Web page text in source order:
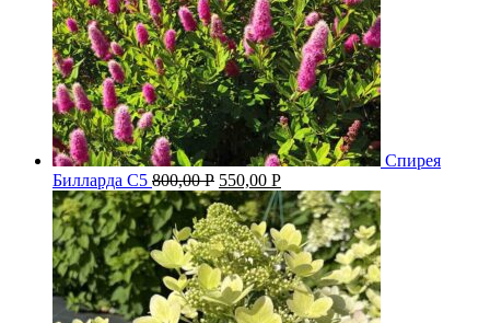
Спирея
Билларда С5 800,00Р 550,00 Р